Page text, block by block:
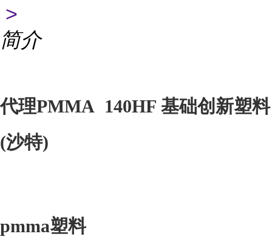
>
简介
代理PMMA 140HF 基础创新塑料
(沙特)
pmma塑料